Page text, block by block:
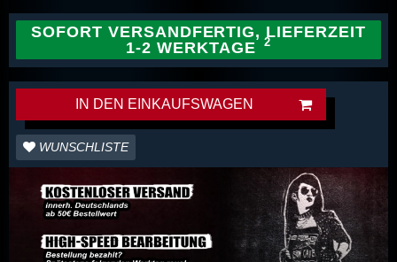
SOFORT VERSANDFERTIG, LIEFERZEIT
1-2 WERKTAGE
IN DEN EINKAUFSWAGEN
WUNSCHLISTE